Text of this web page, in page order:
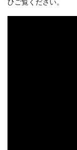
ひご覧ください。